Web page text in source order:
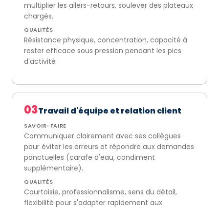
multiplier les allers-retours, soulever des plateaux
chargés.
QUALITÉS
Résistance physique, concentration, capacité à
rester efficace sous pression pendant les pics
d'activité
03Travail d'équipe et relation client
SAVOIR-FAIRE
Communiquer clairement avec ses collègues
pour éviter les erreurs et répondre aux demandes
ponctuelles (carafe d'eau, condiment
supplémentaire).
QUALITÉS
Courtoisie, professionnalisme, sens du détail,
flexibilité pour s'adapter rapidement aux